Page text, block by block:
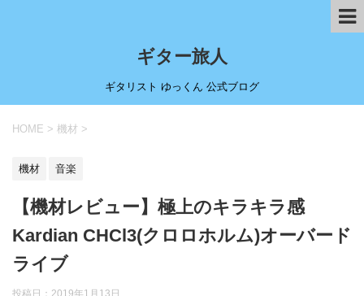
ギター旅人
ギタリスト ゆっくん 公式ブログ
HOME > 機材 >
機材 音楽
【機材レビュー】極上のキラキラ感
Kardian CHCl3(クロロホルム)オーバード
ライブ
投稿日： 2019年1月13日